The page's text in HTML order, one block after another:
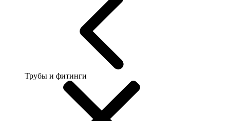
Трубы и фитинги